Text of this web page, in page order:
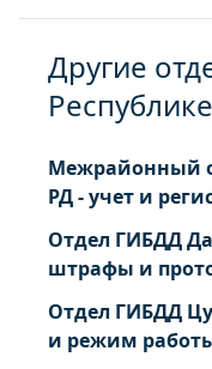
Другие
Межрайонный
РД - учет и
Отдел ГИБДД
штрафы и
Отдел ГИБДД
и режим